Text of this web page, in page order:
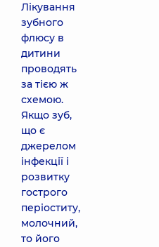
Лікування
зубного
флюсу в
дитини
проводять
за тією ж
схемою.
Якщо зуб,
що є
джерелом
інфекції і
розвитку
гострого
періоститу,
молочний,
то його